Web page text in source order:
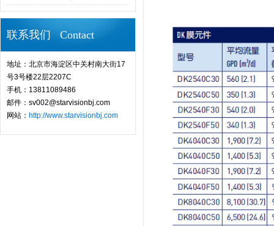
联系我们 Contact
地址：北京市海淀区中关村南大街17
号3号楼22层2207C
手机：13811089486
邮件：sv002@starvisionbj.com
网站： http://www.starvisionbj.com